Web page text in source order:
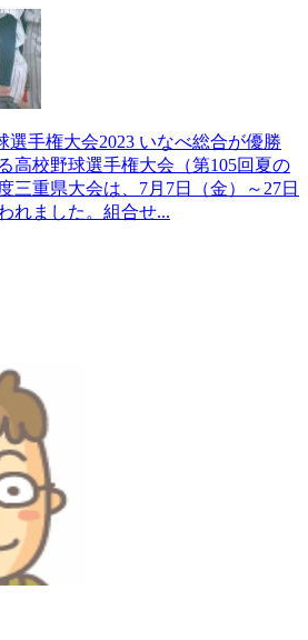
選手権大会2023 いなべ総合が優勝
高校野球選手権大会（第105回夏の
三重県大会は、7月7日（金）～27日
れました。組合せ...